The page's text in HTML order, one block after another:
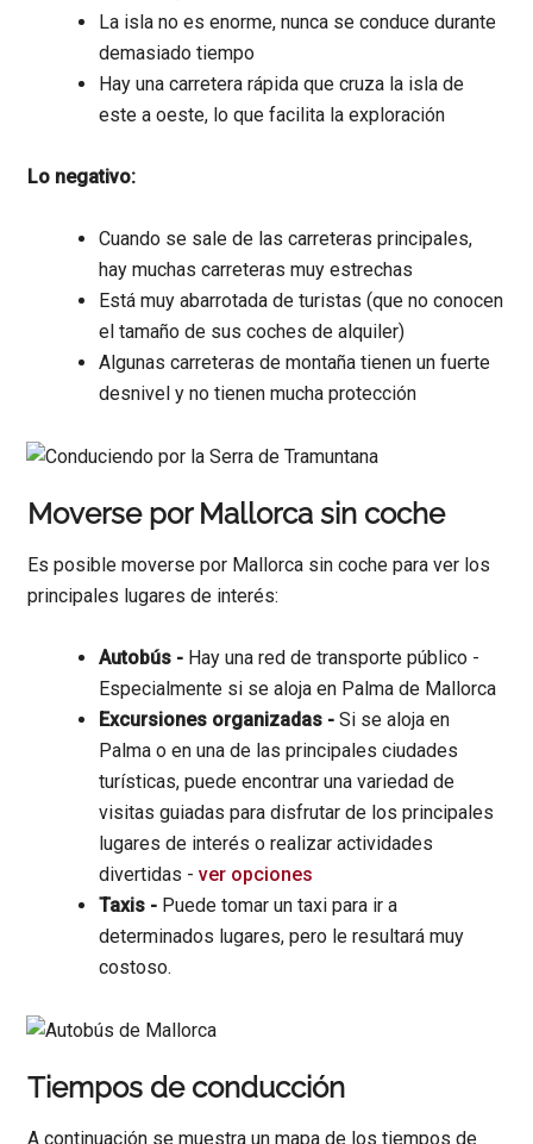
La isla no es enorme, nunca se conduce durante
demasiado tiempo
Hay una carretera rápida que cruza la isla de
este a oeste, lo que facilita la exploración
Lo negativo:
Cuando se sale de las carreteras principales,
hay muchas carreteras muy estrechas
Está muy abarrotada de turistas (que no conocen
el tamaño de sus coches de alquiler)
Algunas carreteras de montaña tienen un fuerte
desnivel y no tienen mucha protección
Moverse por Mallorca sin coche
Es posible moverse por Mallorca sin coche para ver los
principales lugares de interés:
Autobús - Hay una red de transporte público -
Especialmente si se aloja en Palma de Mallorca
Excursiones organizadas -Si se aloja en
Palma o en una de las principales ciudades
turísticas, puede encontrar una variedad de
visitas guiadas para disfrutar de los principales
lugares de interés o realizar actividades
divertidas -ver opciones
Taxis - Puede tomar un taxi para ir a
determinados lugares, pero le resultará muy
costoso.
Tiempos de conducción
A continuación se muestra un mapa de los tiempos de